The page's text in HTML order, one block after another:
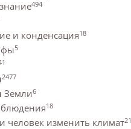
494
и конденсация18
5
2477
Земли6
18
человек изменить климат21